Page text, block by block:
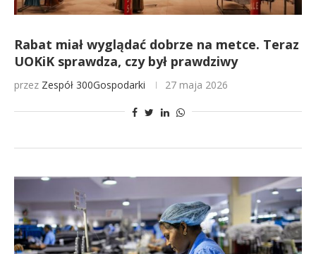
Rabat miał wyglądać dobrze na metce. Teraz
UOKiK sprawdza, czy był prawdziwy
przez Zespół 300Gospodarki 27 maja 2026